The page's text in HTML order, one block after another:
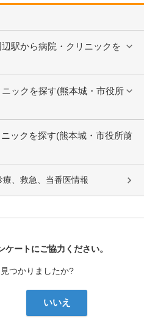
駅から病院・クリニックを
ックを探す(熊本城・市役所
ックを探す(熊本城・市役所前
、救急、当番医情報
ケートにご協力ください。
つかりましたか?
いいえ